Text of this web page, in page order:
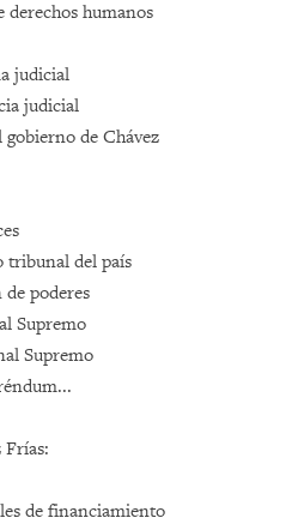
derechos humanos
judicial
judicial
de Chávez
tribunal del país
poderes
Supremo
Supremo
Frías:
de financiamiento